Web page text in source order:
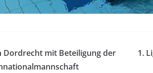
Dordrecht mit Beteiligung der
1.